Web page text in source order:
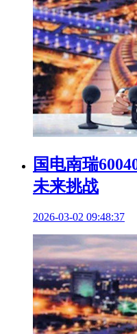
国电南瑞
未来挑战
2026-03-02 09:48:37